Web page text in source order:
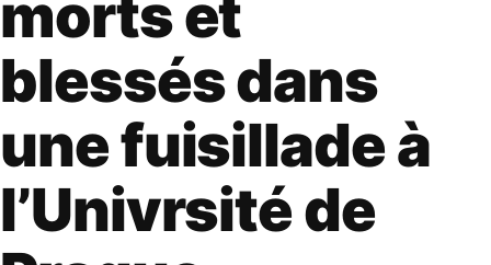
morts et
blessés dans
une fuisillade à
l’Univrsité de